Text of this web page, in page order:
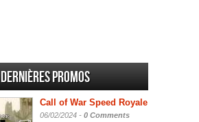
Dernières promos
Call of War Speed Royale
06/02/2024 - 0 Comments